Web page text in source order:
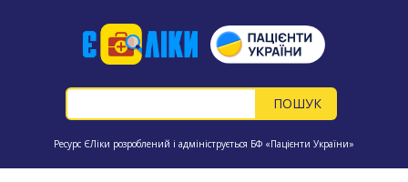
Ресурс ЄЛіки розроблений і адмініструється БФ «Пацієнти України»